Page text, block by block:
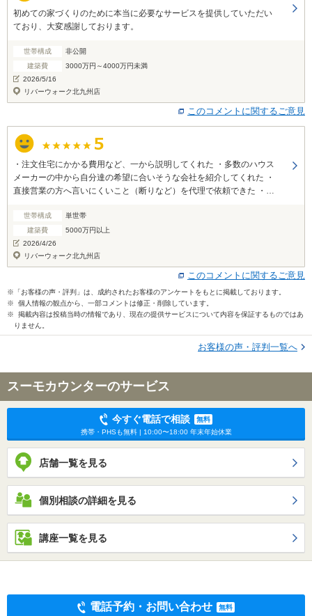
初めての家づくりのために本当に必要なサービスを提供していただい
ており、大変感謝しております。
世帯構成
非公開
建築費
3000万円～4000万円未満
2026/5/16
リバーウォーク北九州店
このコメントに関するご意見
・注文住宅にかかる費用など、一から説明してくれた ・多数のハウス
メーカーの中から自分達の希望に合いそうな会社を紹介してくれた ・
直接営業の方へ言いにくいこと（断りなど）を代理で依頼できた ・打
世帯構成
単世帯
建築費
5000万円以上
2026/4/26
リバーウォーク北九州店
このコメントに関するご意見
※「お客様の声・評判」は、成約されたお客様のアンケートをもとに掲載しております。
※ 個人情報の観点から、一部コメントは修正・削除しています。
※ 掲載内容は投稿当時の情報であり、現在の提供サービスについて内容を保証するものではあ
りません。
お客様の声・評判一覧へ
スーモカウンターのサービス
今すぐ電話で相談
無料
携帯・PHSも無料 | 10:00〜18:00 年末年始休業
店舗一覧を見る
個別相談の詳細を見る
講座一覧を見る
電話予約・お問い合わせ 無料